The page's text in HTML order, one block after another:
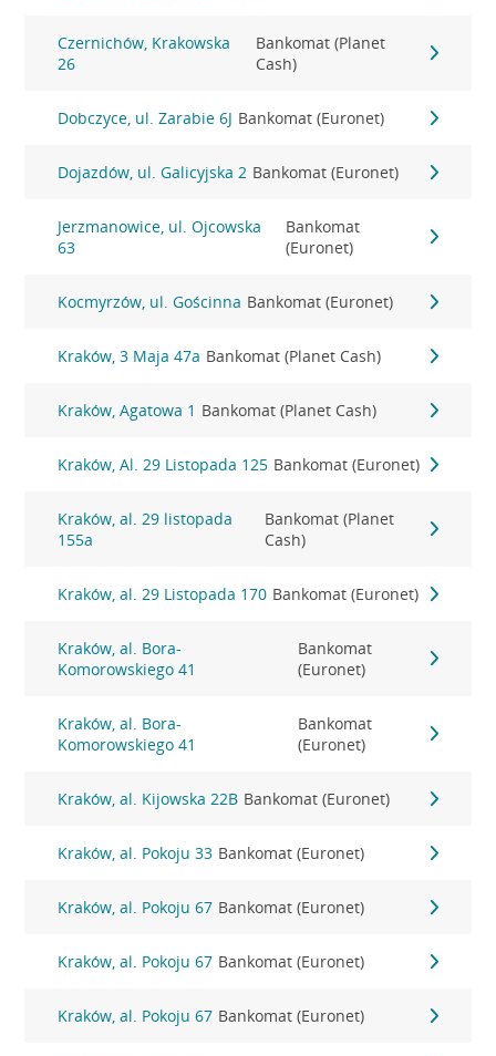
Czernichów, Krakowska
26
Bankomat (Planet
Cash)
Dobczyce, ul. Zarabie 6J Bankomat (Euronet)
Dojazdów, ul. Galicyjska 2 Bankomat (Euronet)
Jerzmanowice, ul. Ojcowska
63
Bankomat
(Euronet)
Kocmyrzów, ul. Gościnna Bankomat (Euronet)
Kraków, 3 Maja 47a Bankomat (Planet Cash)
Kraków, Agatowa 1 Bankomat (Planet Cash)
Kraków, Al. 29 Listopada 125 Bankomat (Euronet)
Kraków, al. 29 listopada
155a
Bankomat (Planet
Cash)
Kraków, al. 29 Listopada 170 Bankomat (Euronet)
Kraków, al. Bora-
Komorowskiego 41
Bankomat
(Euronet)
Kraków, al. Bora-
Komorowskiego 41
Bankomat
(Euronet)
Kraków, al. Kijowska 22B Bankomat (Euronet)
Kraków, al. Pokoju 33 Bankomat (Euronet)
Kraków, al. Pokoju 67 Bankomat (Euronet)
Kraków, al. Pokoju 67 Bankomat (Euronet)
Kraków, al. Pokoju 67 Bankomat (Euronet)